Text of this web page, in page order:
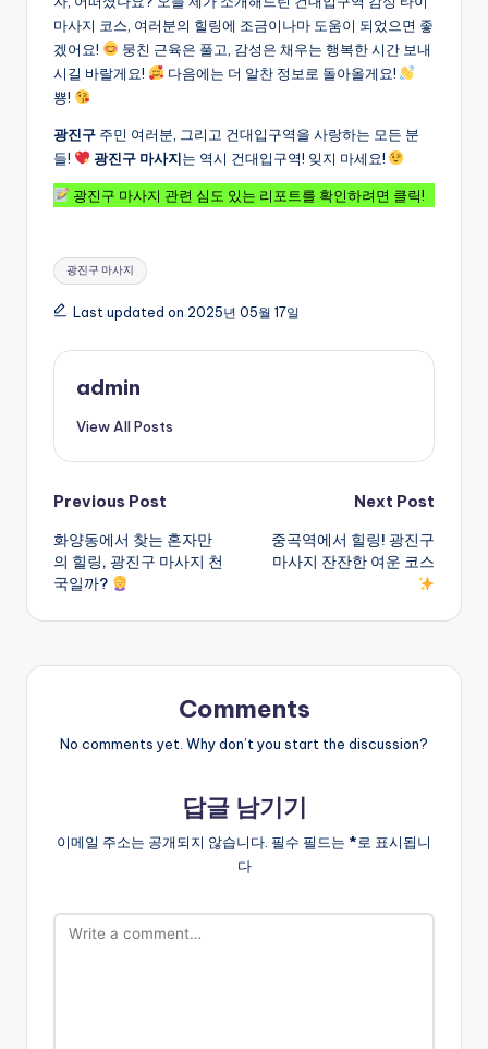
마사지 코스, 여러분의 힐링에 조금이나마 도움이 되었으면 좋
겠어요!
뭉친 근육은 풀고, 감성은 채우는 행복한 시간 보내
시길 바랄게요!
다음에는 더 알찬 정보로 돌아올게요!
뿅!
광진구 주민 여러분, 그리고 건대입구역을 사랑하는 모든 분
들!
광진구 마사지는 역시 건대입구역! 잊지 마세요!
광진구 마사지 관련 심도 있는 리포트를 확인하려면 클릭!
Tags:
광진구 마사지
Last updated on 2025년 05월 17일
admin
View All Posts
Post
navigation
Previous Post
화양동에서 찾는 혼자만
의 힐링, 광진구 마사지 천
국일까?
Next Post
중곡역에서 힐링! 광진구
마사지 잔잔한 여운 코스
Comments
No comments yet. Why don’t you start the discussion?
답글 남기기
이메일 주소는 공개되지 않습니다. 필수 필드는 *로 표시됩니
다